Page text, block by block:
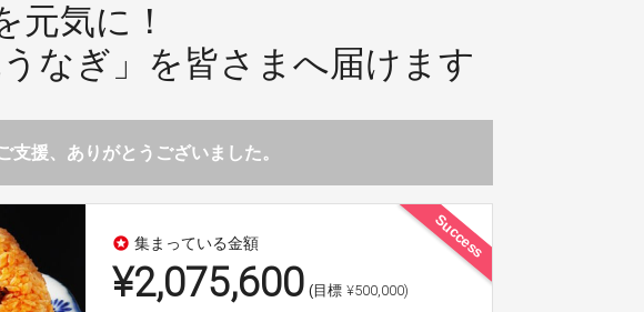
元気に！
なぎ」を皆さまへ届けます
援、ありがとうございました。
Success
stars 集まっている金額
¥2,075,600 (目標 ¥500,000)